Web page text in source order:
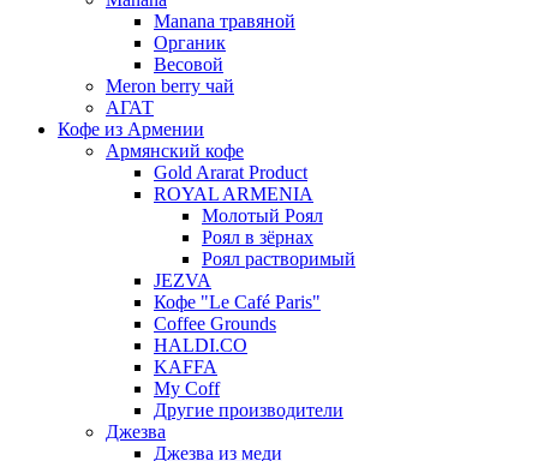
Manana травяной
Органик
Весовой
Meron berry чай
АГАТ
Кофе из Армении
Армянский кофе
Gold Ararat Product
ROYAL ARMENIA
Молотый Роял
Роял в зёрнах
Роял растворимый
JEZVA
Кофе "Le Café Paris"
Coffee Grounds
HALDI.CO
KAFFA
My Coff
Другие производители
Джезва
Джезва из меди